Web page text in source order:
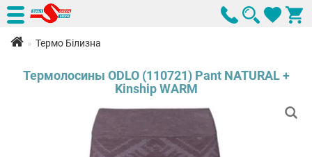
Термо Білизна
Термолосины ODLO (110721) Pant NATURAL +
Kinship WARM